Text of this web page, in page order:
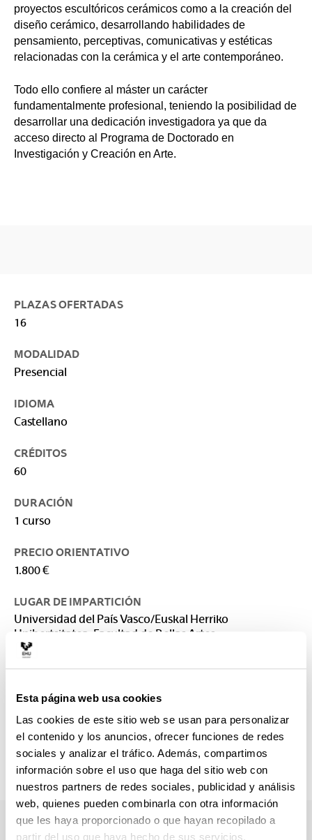
Esta página web usa cookies
Las cookies de este sitio web se usan para personalizar
el contenido y los anuncios, ofrecer funciones de redes
sociales y analizar el tráfico. Además, compartimos
información sobre el uso que haga del sitio web con
nuestros partners de redes sociales, publicidad y análisis
web, quienes pueden combinarla con otra información
que les haya proporcionado o que hayan recopilado a
partir del uso que haya hecho de sus servicios.
proyectos escultóricos cerámicos como a la creación del
diseño cerámico, desarrollando habilidades de
pensamiento, perceptivas, comunicativas y estéticas
relacionadas con la cerámica y el arte contemporáneo.
Todo ello confiere al máster un carácter
fundamentalmente profesional, teniendo la posibilidad de
desarrollar una dedicación investigadora ya que da
acceso directo al Programa de Doctorado en
Investigación y Creación en Arte.
PLAZAS OFERTADAS
16
MODALIDAD
Presencial
IDIOMA
Castellano
CRÉDITOS
60
DURACIÓN
1 curso
PRECIO ORIENTATIVO
1.800 €
LUGAR DE IMPARTICIÓN
Universidad del País Vasco/Euskal Herriko
Unibertsitatea: Facultad de Bellas Artes
LEYUN ORRICO, MAITE
maite.leyun@ehu.eus
Secretaría :
arteederrak.masterra@ehu.es